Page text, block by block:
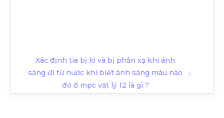
Xác định tia bị ló và bị phản xạ khi ánh
sáng đi từ nước khi biết ánh sáng màu nào
đó ở mpc vật lý 12 là gì ?